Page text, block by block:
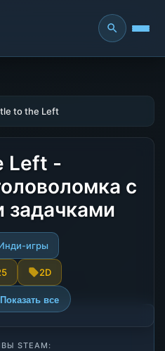
to the Left
Left -
с
задачками
игры
2D
Показать все
STEAM: